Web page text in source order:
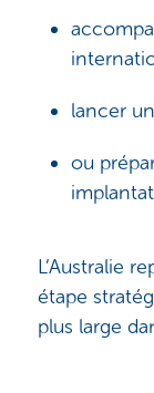
lancer
ou
L’Australie
étape
plus large